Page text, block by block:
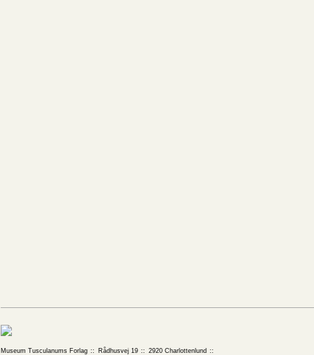
Museum Tusculanums Forlag Rådhusvej 19
2920 Charlottenlund